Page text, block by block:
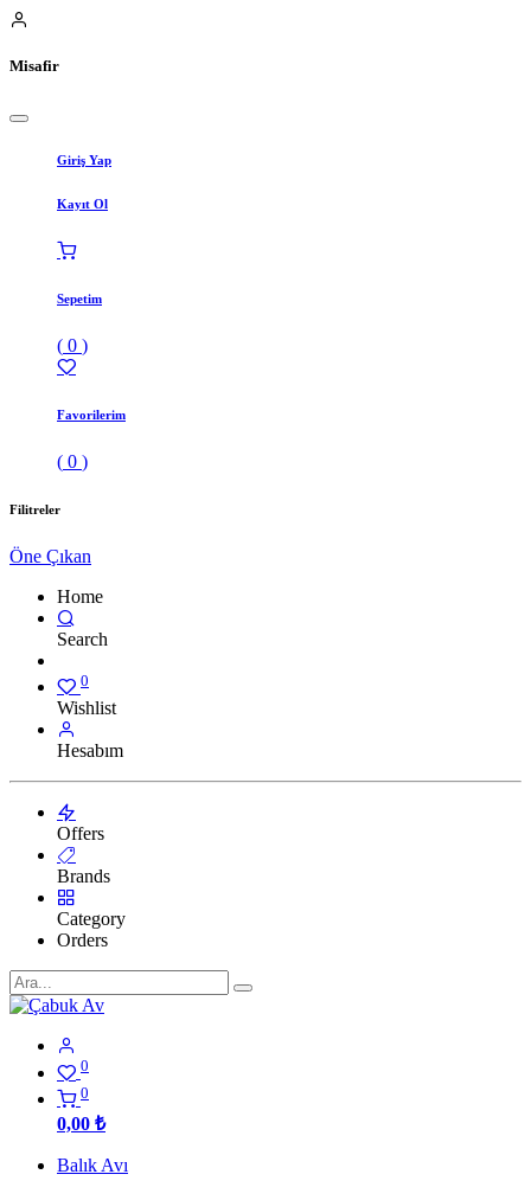
Misafir
Giriş Yap
Kayıt Ol
Sepetim
( 0 )
Favorilerim
( 0 )
Filitreler
Öne Çıkan
Home
Search
0
Wishlist
Hesabım
Offers
Brands
Category
Orders
0
0
0,00 ₺
Balık Avı